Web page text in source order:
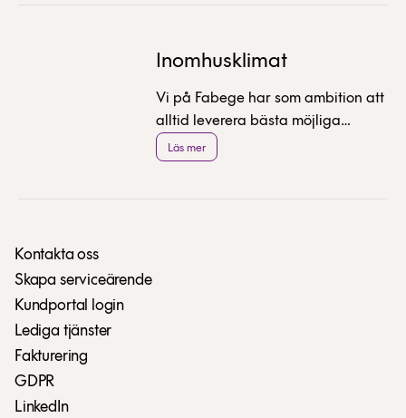
Inomhusklimat
Vi på Fabege har som ambition att
alltid leverera bästa möjliga
inomhusklimat. Här berättar vi om
hur olika vi upplever temperaturer
Läs mer
Kontakta oss
Skapa serviceärende
Kundportal login
Lediga tjänster
Fakturering
GDPR
LinkedIn